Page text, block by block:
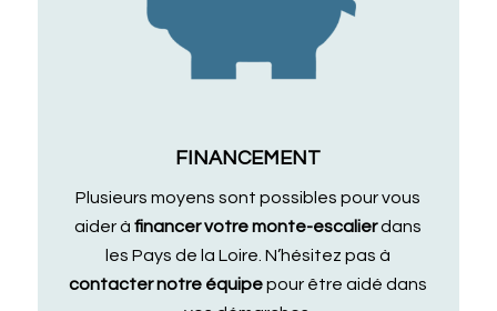
FINANCEMENT
Plusieurs moyens sont possibles pour vous
aider àfinancer votre monte-escalierdans
les Pays de la Loire. N’hésitez pas à
contacter notre équipepour être aidé dans